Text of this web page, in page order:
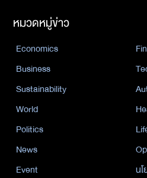
หมวดหมู่ข่าว
Economics
Business
Sustainability
World
Politics
News
Event
น